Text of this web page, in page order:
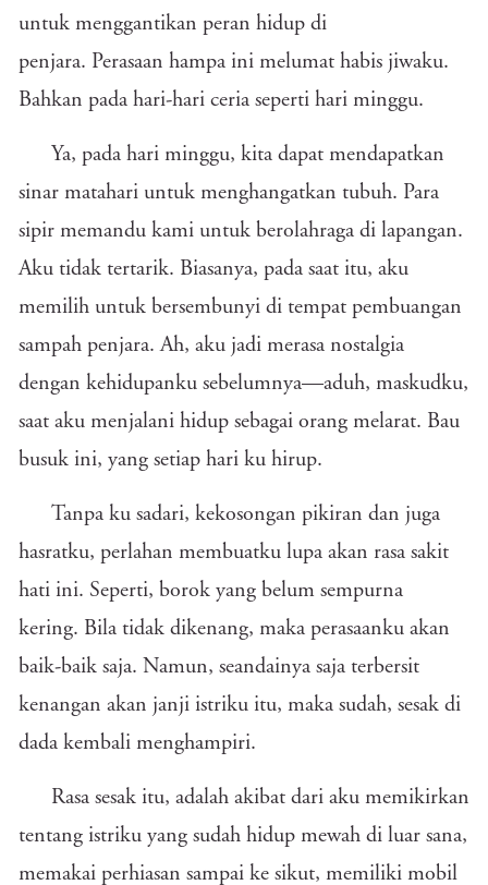
untuk menggantikan peran hidup di
penjara. Perasaan hampa ini melumat habis jiwaku.
Bahkan pada hari-hari ceria seperti hari minggu.
Ya, pada hari minggu, kita dapat mendapatkan
sinar matahari untuk menghangatkan tubuh. Para
sipir memandu kami untuk berolahraga di lapangan.
Aku tidak tertarik. Biasanya, pada saat itu, aku
memilih untuk bersembunyi di tempat pembuangan
sampah penjara. Ah, aku jadi merasa nostalgia
dengan kehidupanku sebelumnya—aduh, maskudku,
saat aku menjalani hidup sebagai orang melarat. Bau
busuk ini, yang setiap hari ku hirup.
Tanpa ku sadari, kekosongan pikiran dan juga
hasratku, perlahan membuatku lupa akan rasa sakit
hati ini. Seperti, borok yang belum sempurna
kering. Bila tidak dikenang, maka perasaanku akan
baik-baik saja. Namun, seandainya saja terbersit
kenangan akan janji istriku itu, maka sudah, sesak di
dada kembali menghampiri.
Rasa sesak itu, adalah akibat dari aku memikirkan
tentang istriku yang sudah hidup mewah di luar sana,
memakai perhiasan sampai ke sikut, memiliki mobil